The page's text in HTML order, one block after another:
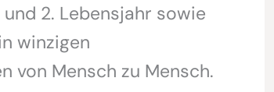
2. Lebensjahr sowie
winzigen
von Mensch zu Mensch.